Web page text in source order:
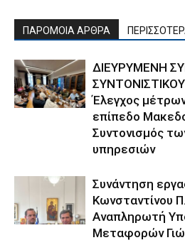
ΠΑΡΟΜΟΙΑ ΑΡΘΡΑ
ΔΙΕΥΡΥΜΕΝΗ
Έλεγχος
επίπεδο
Συντονισμός
υπηρεσιών
Συνάντηση
Κωνσταντίνου
Αναπληρωτή
Μεταφορών